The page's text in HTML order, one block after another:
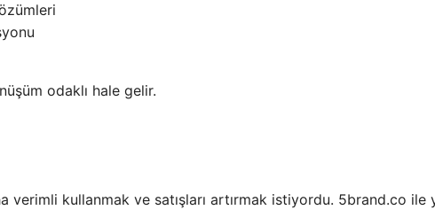
odaklı hale gelir.
verimli kullanmak ve satışları artırmak istiyordu. 5brand.co ile